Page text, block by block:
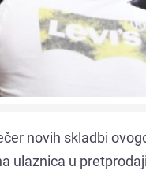
novih skladbi
ulaznica u